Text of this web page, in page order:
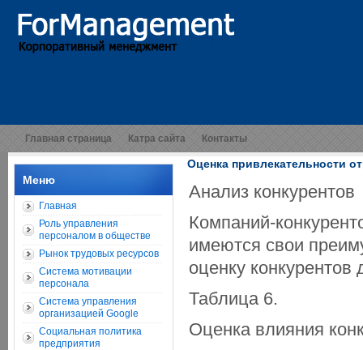
Главная страница Катра сайта Контакты
Меню
Главная
Роль управления
персоналом в обществе
Рынок трудовых ресурсов
Система мотивации
персонала
Система управления
организацией Google
Социальная политика
предприятия
Оценка привлекательности
Анализ конкурентов
Компаний-
имеются свои
оценку
Таблица 6.
Оценка влияния